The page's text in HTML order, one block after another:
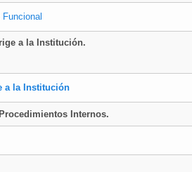
a la Institución.
a la Institución
Internos.